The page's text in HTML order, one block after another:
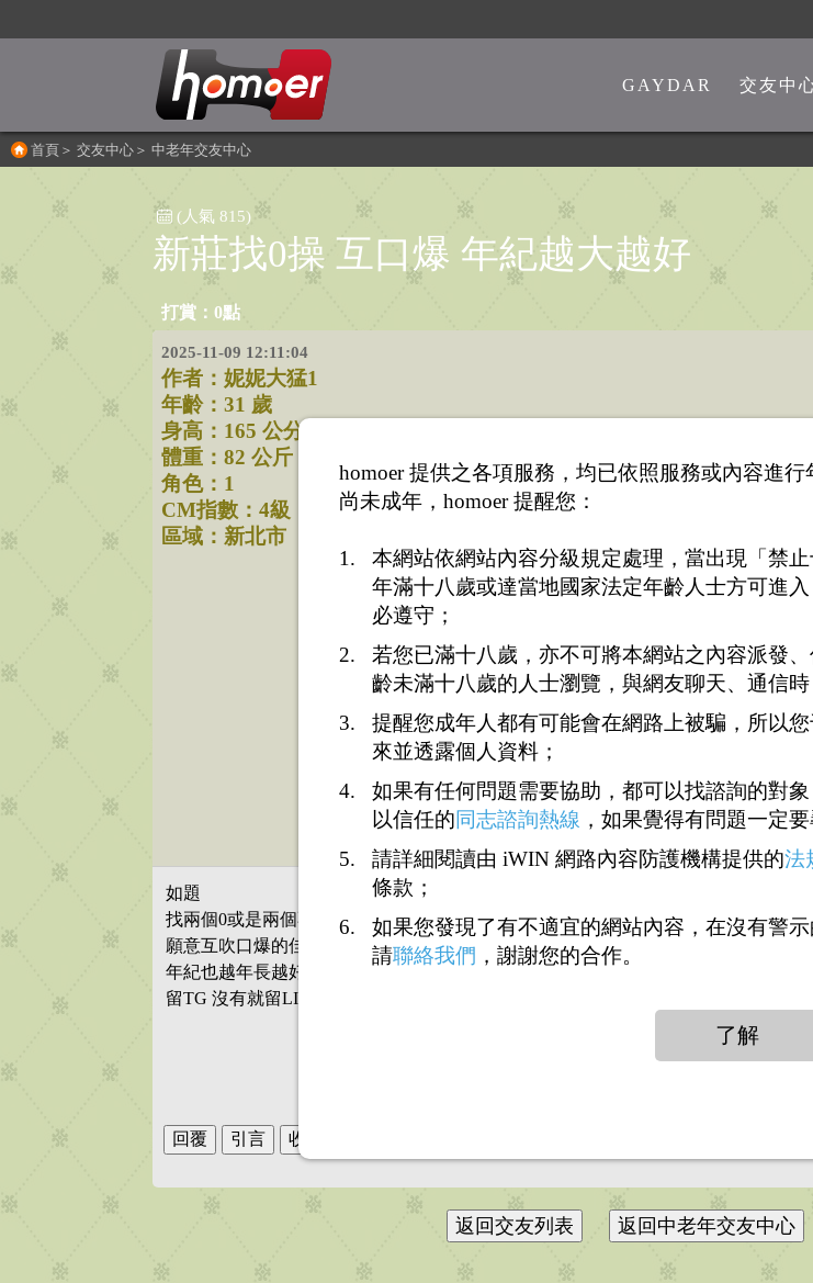
GAYDAR 交友中
另類交友
熊猴交友
中老年交
首頁 ＞ 交友中心 ＞ 中老年交友中心
(人氣 815)
新莊找0操 互口爆 年紀越大越好
打賞：0點
2025-11-09 12:11:04
作者：妮妮大猛1
年齡：31 歲
身高：165 公分
體重：82 公斤
角色：1
CM指數：4級
區域：新北市
如題
找兩個0或是兩個不分 3p
願意互吹口爆的佳
年紀也越年長越好
留TG 沒有就留LINE
homoer 提供之各項服務，均已依照服務或內容進
尚未成年，homoer 提醒您：
本網站依網站內容分級規定處理，當出現「禁
年滿十八歲或達當地國家法定年齡人士方可進
必遵守；
若您已滿十八歲，亦不可將本網站之內容派發
齡未滿十八歲的人士瀏覽，與網友聊天、通信
提醒您成年人都有可能會在網路上被騙，所以
來並透露個人資料；
如果有任何問題需要協助，都可以找諮詢的對
以信任的同志諮詢熱線 ，如果覺得有問題一定要
請詳細閱讀由 iWIN 網路內容防護機構提供的法
條款；
如果您發現了有不適宜的網站內容，在沒有警
請聯絡我們 ，謝謝您的合作。